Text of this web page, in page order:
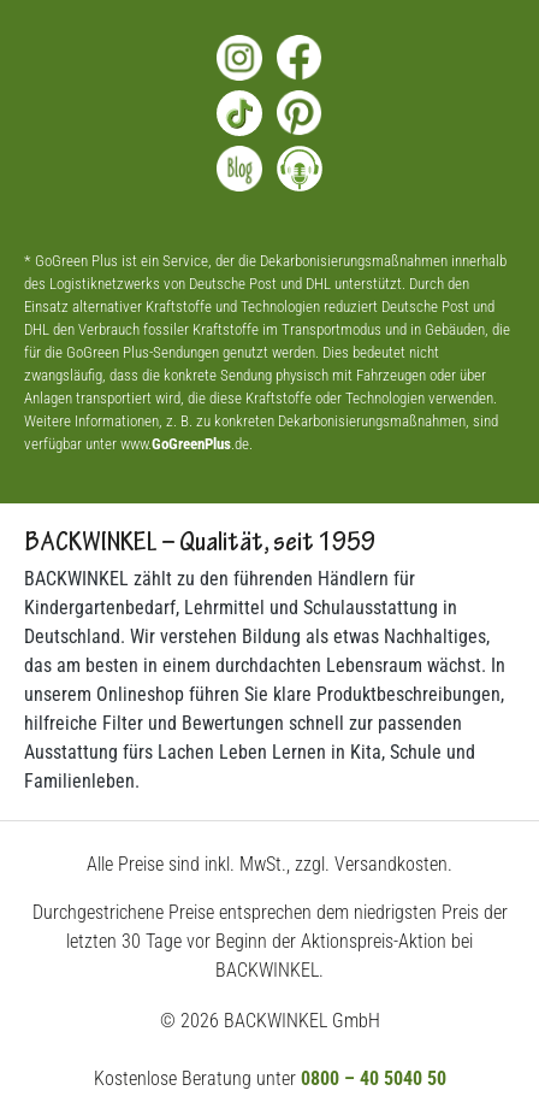
* GoGreen Plus ist ein Service, der die Dekarbonisierungsmaßnahmen innerhalb
des Logistiknetzwerks von Deutsche Post und DHL unterstützt. Durch den
Einsatz alternativer Kraftstoffe und Technologien reduziert Deutsche Post und
DHL den Verbrauch fossiler Kraftstoffe im Transportmodus und in Gebäuden, die
für die GoGreen Plus-Sendungen genutzt werden. Dies bedeutet nicht
zwangsläufig, dass die konkrete Sendung physisch mit Fahrzeugen oder über
Anlagen transportiert wird, die diese Kraftstoffe oder Technologien verwenden.
Weitere Informationen, z. B. zu konkreten Dekarbonisierungsmaßnahmen, sind
verfügbar unter www.GoGreenPlus .de.
BACKWINKEL – Qualität, seit 1959
BACKWINKEL zählt zu den führenden Händlern für
Kindergartenbedarf, Lehrmittel und Schulausstattung in
Deutschland. Wir verstehen Bildung als etwas Nachhaltiges,
das am besten in einem durchdachten Lebensraum wächst. In
unserem Onlineshop führen Sie klare Produktbeschreibungen,
hilfreiche Filter und Bewertungen schnell zur passenden
Ausstattung fürs Lachen Leben Lernen in Kita, Schule und
Familienleben.
Alle Preise sind inkl. MwSt., zzgl. Versandkosten.
Durchgestrichene Preise entsprechen dem niedrigsten Preis der
letzten 30 Tage vor Beginn der Aktionspreis-Aktion bei
BACKWINKEL.
© 2026 BACKWINKEL GmbH
Kostenlose Beratung unter 0800 – 40 5040 50